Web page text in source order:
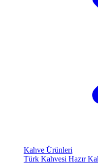
Kahve Ürünleri
Türk Kahvesi Hazır